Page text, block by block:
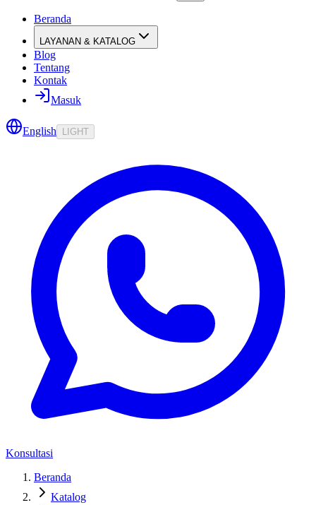
Beranda
LAYANAN & KATALOG
Blog
Tentang
Kontak
Masuk
English LIGHT
Konsultasi
Beranda
Katalog